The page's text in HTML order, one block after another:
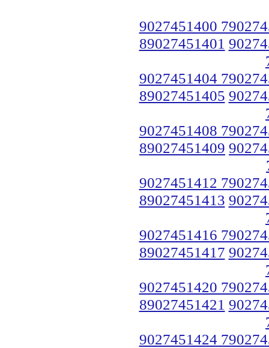
9027451400
89027451401
9027451404
89027451405
9027451408
89027451409
9027451412
89027451413
9027451416
89027451417
9027451420
89027451421
9027451424